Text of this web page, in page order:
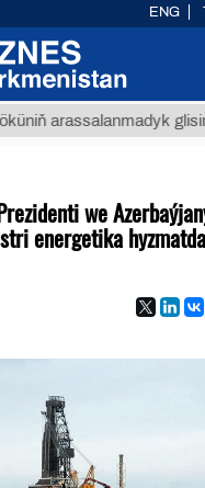
glisirrizin
we
energetika
ENG